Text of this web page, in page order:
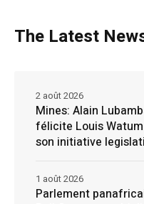
The Latest
Mines: Alain
félicite Louis
son initiative
2 août 2026
Parlement
1 août 2026